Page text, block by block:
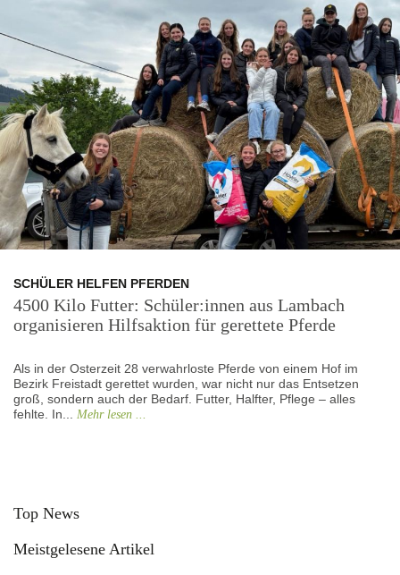
SCHÜLER HELFEN PFERDEN
4500 Kilo Futter: Schüler:innen aus Lambach
organisieren Hilfsaktion für gerettete Pferde
Als in der Osterzeit 28 verwahrloste Pferde von einem Hof im
Bezirk Freistadt gerettet wurden, war nicht nur das Entsetzen
groß, sondern auch der Bedarf. Futter, Halfter, Pflege – alles
fehlte. In... Mehr lesen ...
Top News
Meistgelesene Artikel